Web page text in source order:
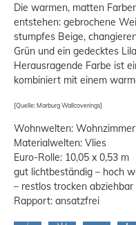
Die warmen, matten
entstehen: gebrochene
stumpfes Beige,
Grün und ein gedecktes
Herausragende Farbe ist
kombiniert mit einem
[Quelle: Marburg Wallcoverings]
Wohnwelten:
Materialwelten: Vlies
Euro-Rolle: 10,05 x 0,53 m
gut lichtbeständig – hoch
– restlos trocken abziehbar
Rapport: ansatzfrei